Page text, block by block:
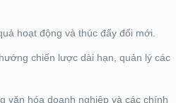
hoạt động và thúc đẩy đổi mới.
chiến lược dài hạn, quản lý các
văn hóa doanh nghiệp và các chính